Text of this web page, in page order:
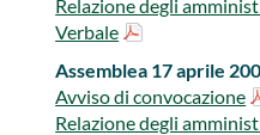
Relazione degli
Verbale
Assemblea 17 aprile
Avviso di convocazione
Relazione degli